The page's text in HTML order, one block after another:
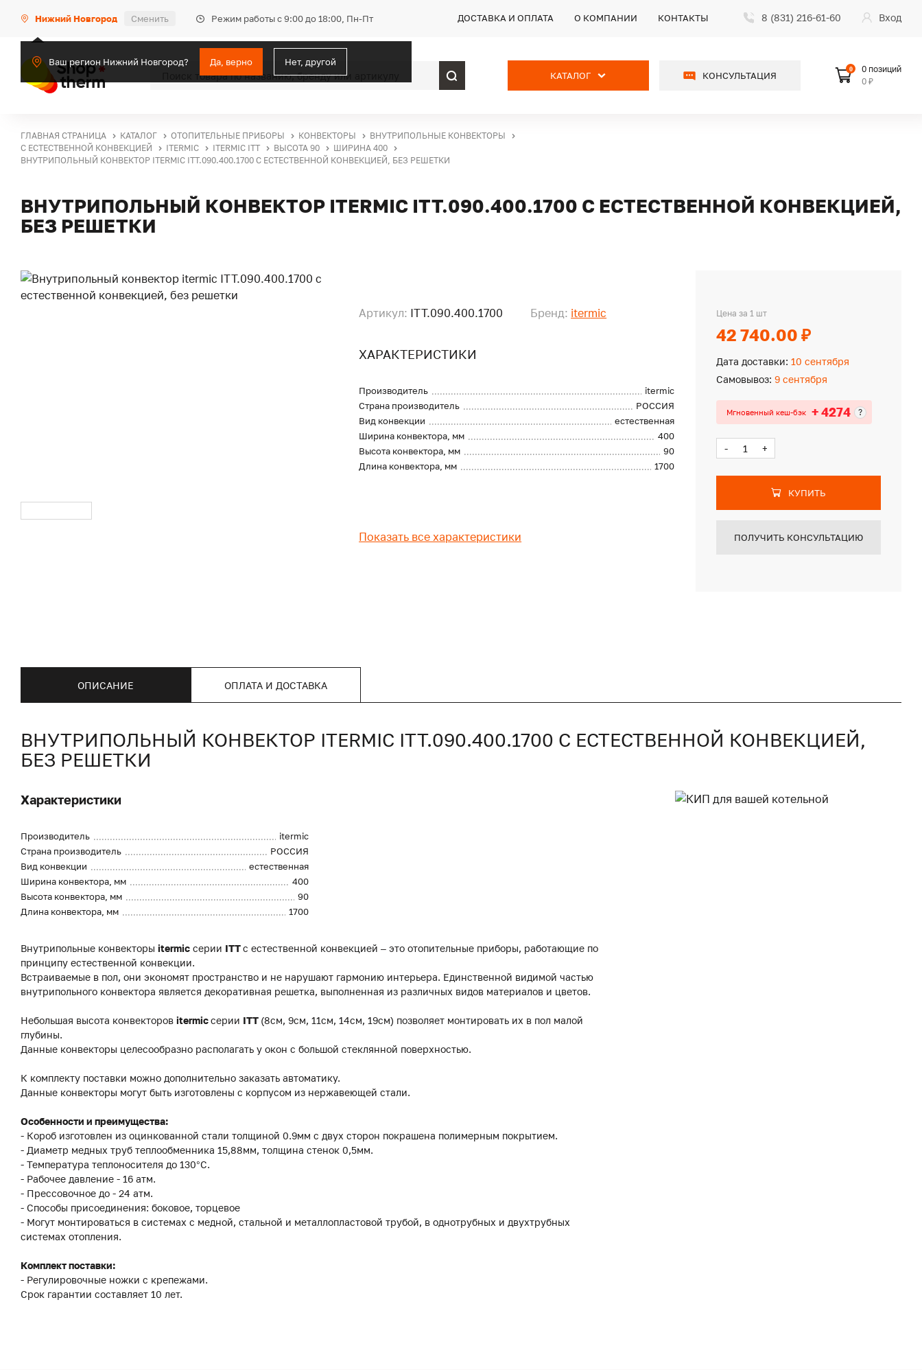
Нижний Новгород Сменить Режим работы с 9:00 до 18:00, Пн-Пт
Ваш регион Нижний Новгород? Да, верно Нет, другой
ДОСТАВКА И ОПЛАТА О КОМПАНИИ КОНТАКТЫ 8 (831) 216-61-60 Вход
КАТАЛОГ КОНСУЛЬТАЦИЯ
0
0 позиций
0 ₽
ГЛАВНАЯ СТРАНИЦА КАТАЛОГ ОТОПИТЕЛЬНЫЕ ПРИБОРЫ КОНВЕКТОРЫ
ВНУТРИПОЛЬНЫЕ КОНВЕКТОРЫ
С ЕСТЕСТВЕННОЙ КОНВЕКЦИЕЙ
ITERMIC ITERMIC ITT ВЫСОТА 90
ШИРИНА 400
ВНУТРИПОЛЬНЫЙ КОНВЕКТОР ITERMIC ITT.090.400.1700 С ЕСТЕСТВЕННОЙ КОНВЕКЦИЕЙ, БЕЗ РЕШЕТКИ
ВНУТРИПОЛЬНЫЙ КОНВЕКТОР ITERMIC ITT.090.400.1700 С ЕСТЕСТВЕННОЙ КОНВЕКЦИЕЙ,
БЕЗ РЕШЕТКИ
Артикул: ITT.090.400.1700 Бренд: itermic
ХАРАКТЕРИСТИКИ
Производитель
itermic
Страна производитель
РОССИЯ
Вид конвекции
естественная
Ширина конвектора, мм
400
Высота конвектора, мм
90
Длина конвектора, мм
1700
Показать все характеристики
Цена за 1 шт
42 740.00 ₽
Дата доставки: 10 сентября
Самовывоз: 9 сентября
Мгновенный кеш-бэк + 4274 ?
- +
КУПИТЬ
ПОЛУЧИТЬ КОНСУЛЬТАЦИЮ
ОПИСАНИЕ ОПЛАТА И ДОСТАВКА
ВНУТРИПОЛЬНЫЙ КОНВЕКТОР ITERMIC ITT.090.400.1700 С ЕСТЕСТВЕННОЙ КОНВЕКЦИЕЙ,
БЕЗ РЕШЕТКИ
Характеристики
Производитель
itermic
Страна производитель
РОССИЯ
Вид конвекции
естественная
Ширина конвектора, мм
400
Высота конвектора, мм
90
Длина конвектора, мм
1700
Внутрипольные конвекторы itermic серии ITTс естественной конвекцией – это отопительные приборы, работающие по
принципу естественной конвекции.
Встраиваемые в пол, они экономят пространство и не нарушают гармонию интерьера. Единственной видимой частью
внутрипольного конвектора является декоративная решетка, выполненная из различных видов материалов и цветов.
Небольшая высота конвекторов itermicсерии ITT (8см, 9см, 11см, 14см, 19см) позволяет монтировать их в пол малой
глубины.
Данные конвекторы целесообразно располагать у окон с большой стеклянной поверхностью.
К комплекту поставки можно дополнительно заказать автоматику.
Данные конвекторы могут быть изготовлены с корпусом из нержавеющей стали.
Особенности и преимущества:
- Короб изготовлен из оцинкованной стали толщиной 0.9мм с двух сторон покрашена полимерным покрытием.
- Диаметр медных труб теплообменника 15,88мм, толщина стенок 0,5мм.
- Температура теплоносителя до 130°C.
- Рабочее давление - 16 атм.
- Прессовочное до - 24 атм.
- Способы присоединения: боковое, торцевое
- Могут монтироваться в системах с медной, стальной и металлопластовой трубой, в однотрубных и двухтрубных
системах отопления.
Комплект поставки:
- Регулировочные ножки с крепежами.
Срок гарантии составляет 10 лет.